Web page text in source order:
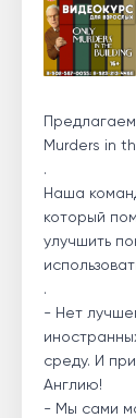
Murders in
.
Наша
который
улучшить
.
- Нет
среду. И
Англию!
- Мы сами